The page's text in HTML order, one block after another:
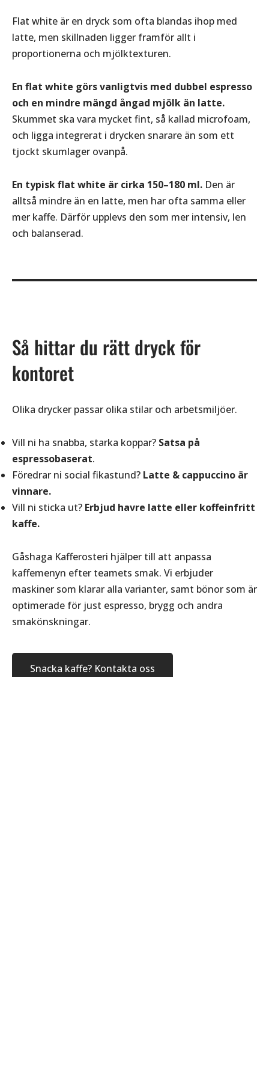
Flat white är en dryck som ofta blandas ihop med
latte, men skillnaden ligger framför allt i
proportionerna och mjölktexturen.
En flat white görs vanligtvis med dubbel espresso
och en mindre mängd ångad mjölk än latte.
Skummet ska vara mycket fint, så kallad microfoam,
och ligga integrerat i drycken snarare än som ett
tjockt skumlager ovanpå.
En typisk flat white är cirka 150–180 ml. Den är
alltså mindre än en latte, men har ofta samma eller
mer kaffe. Därför upplevs den som mer intensiv, len
och balanserad.
Så hittar du rätt dryck för
kontoret
Olika drycker passar olika stilar och arbetsmiljöer.
Vill ni ha snabba, starka koppar? Satsa på
espressobaserat.
Föredrar ni social fikastund? Latte & cappuccino är
vinnare.
Vill ni sticka ut? Erbjud havre latte eller koffeinfritt
kaffe.
Gåshaga Kafferosteri hjälper till att anpassa
kaffemenyn efter teamets smak. Vi erbjuder
maskiner som klarar alla varianter, samt bönor som är
optimerade för just espresso, brygg och andra
smakönskningar.
Snacka kaffe? Kontakta oss